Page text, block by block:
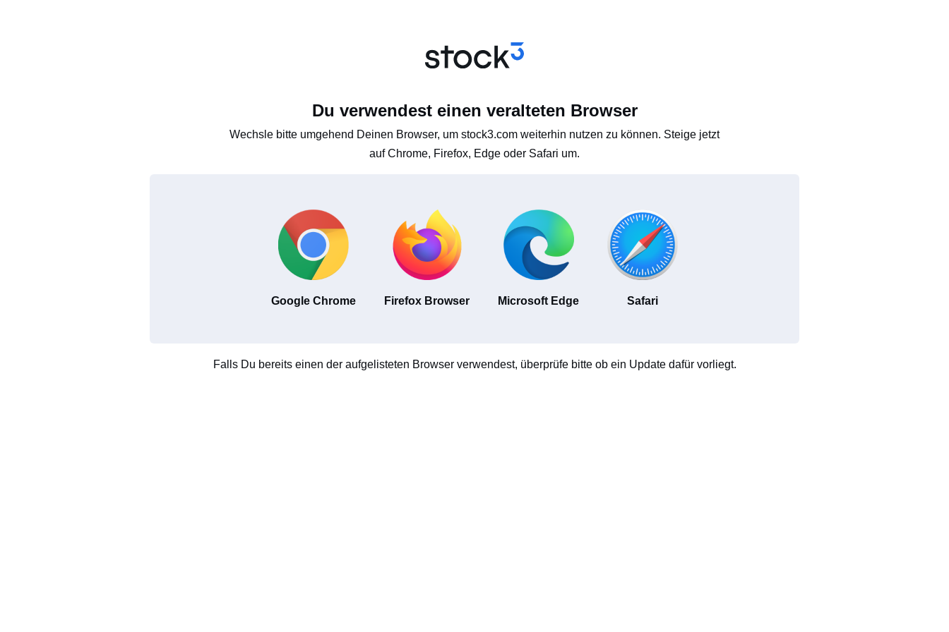
Du verwendest einen veralteten Browser
Wechsle bitte umgehend Deinen Browser, um stock3.com weiterhin nutzen zu können. Steige jetzt
auf Chrome, Firefox, Edge oder Safari um.
Google Chrome Firefox Browser Microsoft Edge Safari
Falls Du bereits einen der aufgelisteten Browser verwendest, überprüfe bitte ob ein Update dafür vorliegt.